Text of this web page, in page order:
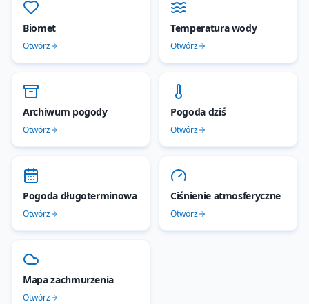
Biomet
Otwórz
Temperatura wody
Otwórz
Archiwum pogody
Otwórz
Pogoda dziś
Otwórz
Pogoda długoterminowa
Otwórz
Ciśnienie atmosferyczne
Otwórz
Mapa zachmurzenia
Otwórz